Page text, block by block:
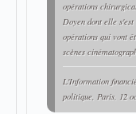
opérations
Doyen dont elle s'est
opérations qui vont
scènes
L'Information
politique, Paris, 12